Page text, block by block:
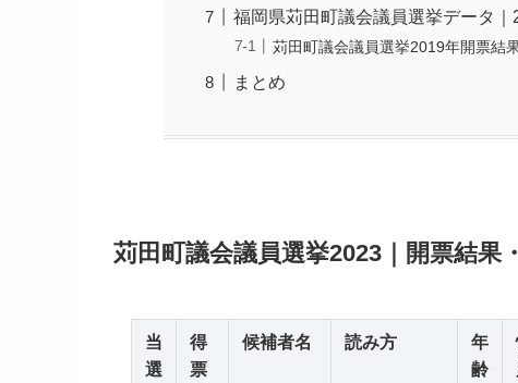
福岡県苅田町議会議員選挙データ
苅田町議会議員選挙2019年開票結
まとめ
苅田町議会議員選挙2023｜開票結果
当
選
得
票
候補者名 読み方
年
齢